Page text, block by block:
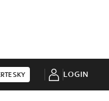
SKY LOGIN